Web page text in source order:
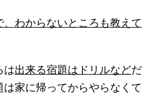
、わからないところも教えて
は出来る宿題はドリルなどだ
家に帰ってからやらなくて